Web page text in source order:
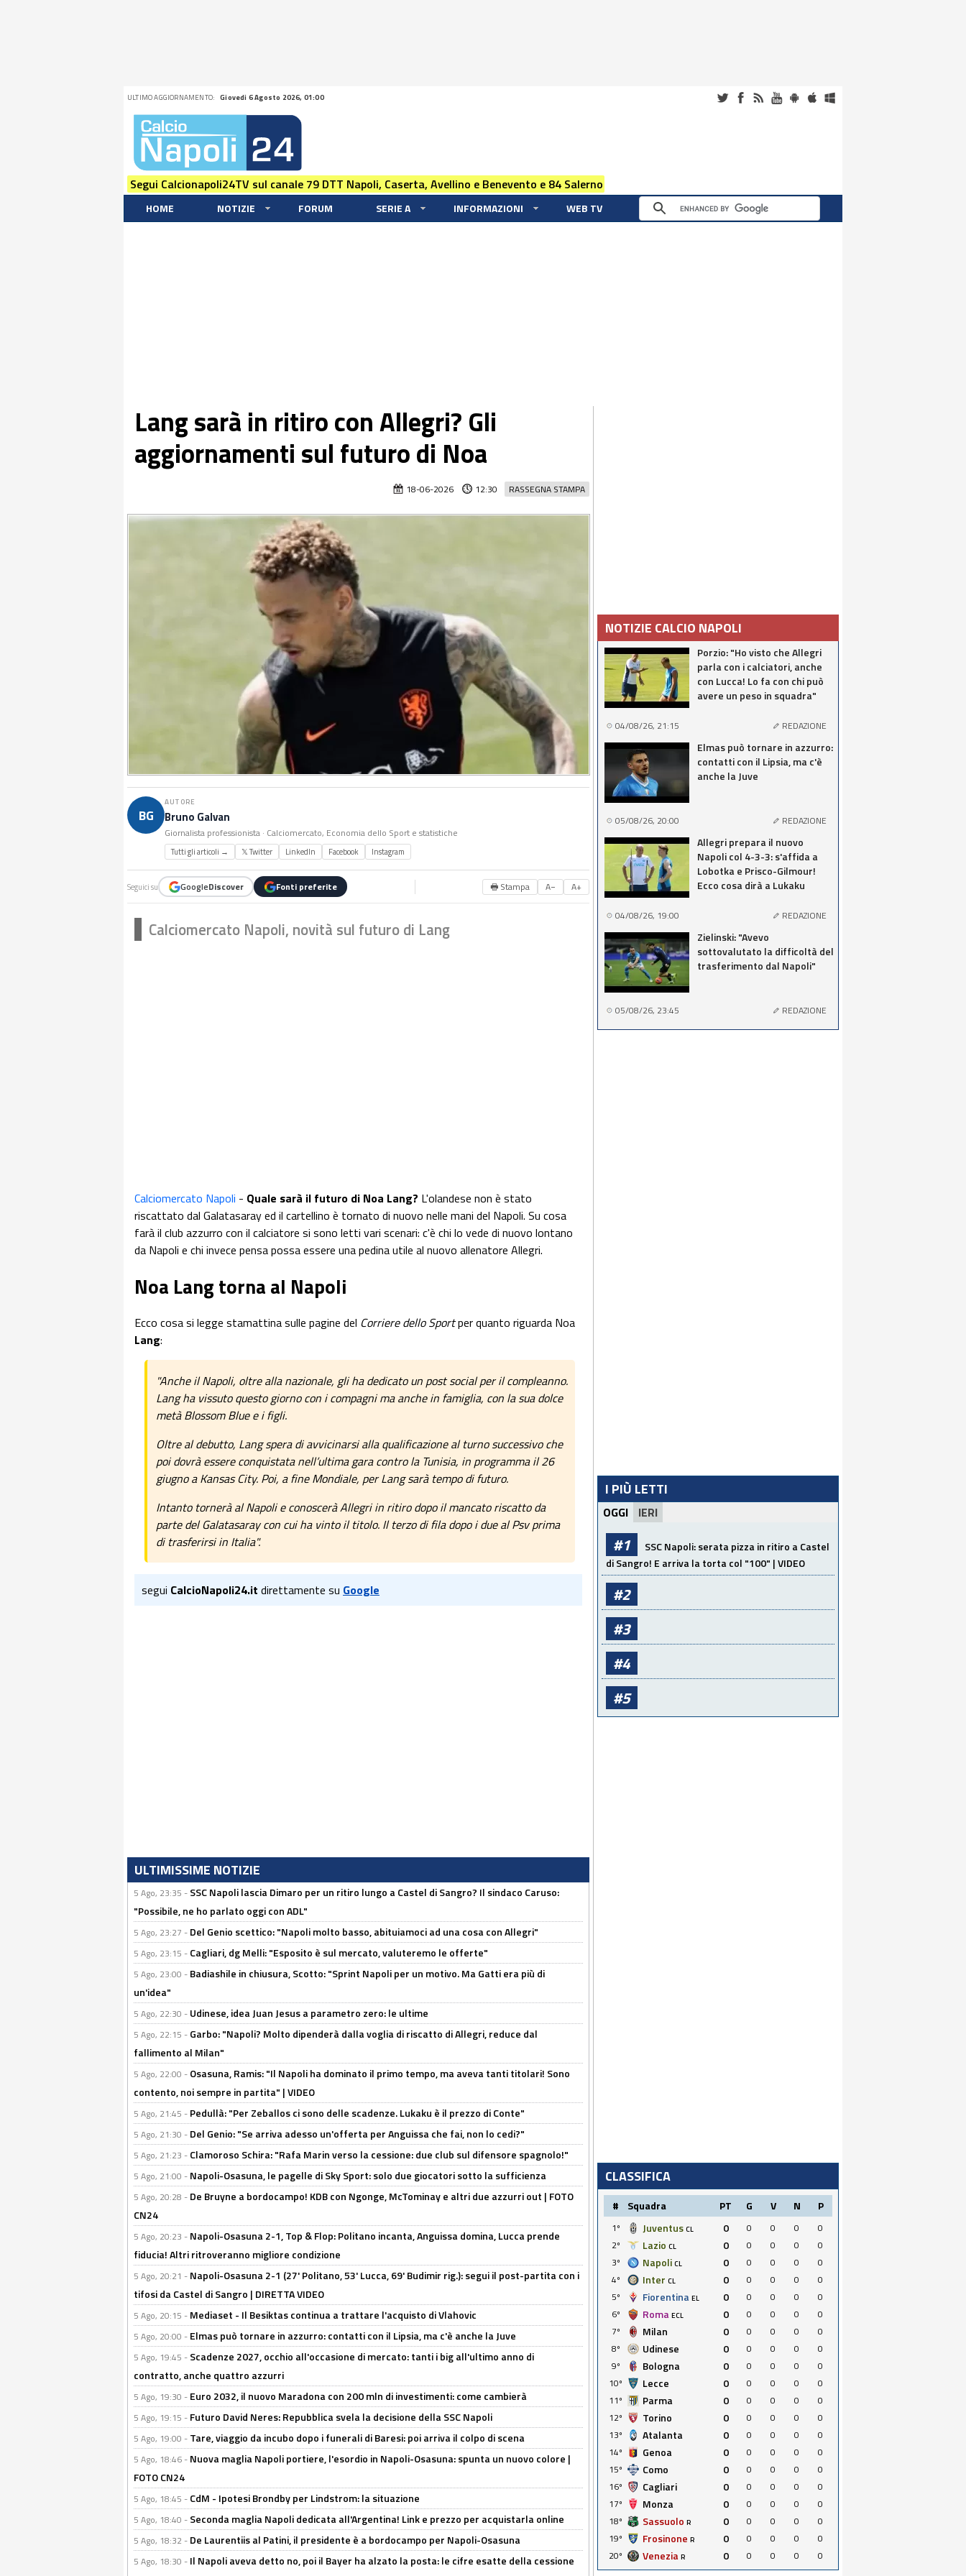
ULTIMO AGGIORNAMENTO: Giovedi 6 Agosto 2026, 01:00
Segui Calcionapoli24TV sul canale 79 DTT Napoli, Caserta, Avellino e Benevento e 84 Salerno
HOME NOTIZIE FORUM SERIE A INFORMAZIONI WEB TV
Lang sarà in ritiro con Allegri? Gli
aggiornamenti sul futuro di Noa
RASSEGNA STAMPA
18-06-2026 12:30
BG
AUTORE
Bruno Galvan
Giornalista professionista · Calciomercato, Economia dello Sport e statistiche
Tutti gli articoli → 𝕏 Twitter LinkedIn Facebook Instagram
Seguici su GoogleDiscover Fonti preferite 🖶 Stampa A− A+
Calciomercato Napoli, novità sul futuro di Lang
Calciomercato Napoli - Quale sarà il futuro di Noa Lang? L'olandese non è stato
riscattato dal Galatasaray ed il cartellino è tornato di nuovo nelle mani del Napoli. Su cosa
farà il club azzurro con il calciatore si sono letti vari scenari: c'è chi lo vede di nuovo lontano
da Napoli e chi invece pensa possa essere una pedina utile al nuovo allenatore Allegri.
Noa Lang torna al Napoli
Ecco cosa si legge stamattina sulle pagine del Corriere dello Sportper quanto riguarda Noa
Lang:
"Anche il Napoli, oltre alla nazionale, gli ha dedicato un post social per il compleanno.
Lang ha vissuto questo giorno con i compagni ma anche in famiglia, con la sua dolce
metà Blossom Blue e i figli.
Oltre al debutto, Lang spera di avvicinarsi alla qualificazione al turno successivo che
poi dovrà essere conquistata nell’ultima gara contro la Tunisia, in programma il 26
giugno a Kansas City. Poi, a fine Mondiale, per Lang sarà tempo di futuro.
Intanto tornerà al Napoli e conoscerà Allegri in ritiro dopo il mancato riscatto da
parte del Galatasaray con cui ha vinto il titolo. Il terzo di fila dopo i due al Psv prima
di trasferirsi in Italia".
segui CalcioNapoli24.it direttamente su Google
ULTIMISSIME NOTIZIE
5 Ago, 23:35 - SSC Napoli lascia Dimaro per un ritiro lungo a Castel di Sangro? Il sindaco Caruso:
"Possibile, ne ho parlato oggi con ADL"
5 Ago, 23:27 - Del Genio scettico: "Napoli molto basso, abituiamoci ad una cosa con Allegri"
5 Ago, 23:15 - Cagliari, dg Melli: "Esposito è sul mercato, valuteremo le offerte"
5 Ago, 23:00 - Badiashile in chiusura, Scotto: "Sprint Napoli per un motivo. Ma Gatti era più di
un'idea"
5 Ago, 22:30 - Udinese, idea Juan Jesus a parametro zero: le ultime
5 Ago, 22:15 - Garbo: "Napoli? Molto dipenderà dalla voglia di riscatto di Allegri, reduce dal
fallimento al Milan"
5 Ago, 22:00 - Osasuna, Ramis: "Il Napoli ha dominato il primo tempo, ma aveva tanti titolari! Sono
contento, noi sempre in partita" | VIDEO
5 Ago, 21:45 - Pedullà: "Per Zeballos ci sono delle scadenze. Lukaku è il prezzo di Conte"
5 Ago, 21:30 - Del Genio: "Se arriva adesso un'offerta per Anguissa che fai, non lo cedi?"
5 Ago, 21:23 - Clamoroso Schira: "Rafa Marin verso la cessione: due club sul difensore spagnolo!"
5 Ago, 21:00 - Napoli-Osasuna, le pagelle di Sky Sport: solo due giocatori sotto la sufficienza
5 Ago, 20:28 - De Bruyne a bordocampo! KDB con Ngonge, McTominay e altri due azzurri out | FOTO
CN24
5 Ago, 20:23 - Napoli-Osasuna 2-1, Top & Flop: Politano incanta, Anguissa domina, Lucca prende
fiducia! Altri ritroveranno migliore condizione
5 Ago, 20:21 - Napoli-Osasuna 2-1 (27' Politano, 53' Lucca, 69' Budimir rig.): segui il post-partita con i
tifosi da Castel di Sangro | DIRETTA VIDEO
5 Ago, 20:15 - Mediaset - Il Besiktas continua a trattare l'acquisto di Vlahovic
5 Ago, 20:00 - Elmas può tornare in azzurro: contatti con il Lipsia, ma c'è anche la Juve
5 Ago, 19:45 - Scadenze 2027, occhio all'occasione di mercato: tanti i big all'ultimo anno di
contratto, anche quattro azzurri
5 Ago, 19:30 - Euro 2032, il nuovo Maradona con 200 mln di investimenti: come cambierà
5 Ago, 19:15 - Futuro David Neres: Repubblica svela la decisione della SSC Napoli
5 Ago, 19:00 - Tare, viaggio da incubo dopo i funerali di Baresi: poi arriva il colpo di scena
5 Ago, 18:46 - Nuova maglia Napoli portiere, l'esordio in Napoli-Osasuna: spunta un nuovo colore |
FOTO CN24
5 Ago, 18:45 - CdM - Ipotesi Brondby per Lindstrom: la situazione
5 Ago, 18:40 - Seconda maglia Napoli dedicata all'Argentina! Link e prezzo per acquistarla online
5 Ago, 18:32 - De Laurentiis al Patini, il presidente è a bordocampo per Napoli-Osasuna
5 Ago, 18:30 - Il Napoli aveva detto no, poi il Bayer ha alzato la posta: le cifre esatte della cessione
NOTIZIE CALCIO NAPOLI
Porzio: "Ho visto che Allegri
parla con i calciatori, anche
con Lucca! Lo fa con chi può
avere un peso in squadra"
04/08/26, 21:15 REDAZIONE
Elmas può tornare in azzurro:
contatti con il Lipsia, ma c'è
anche la Juve
05/08/26, 20:00 REDAZIONE
Allegri prepara il nuovo
Napoli col 4-3-3: s'affida a
Lobotka e Prisco-Gilmour!
Ecco cosa dirà a Lukaku
04/08/26, 19:00 REDAZIONE
Zielinski: "Avevo
sottovalutato la difficoltà del
trasferimento dal Napoli"
05/08/26, 23:45 REDAZIONE
I PIÙ LETTI
OGGI IERI
#1
SSC Napoli: serata pizza in ritiro a Castel
di Sangro! E arriva la torta col "100" | VIDEO
#2
#3
#4
#5
CLASSIFICA
# Squadra PT G V N P
1º Juventus CL 0 0 0 0
0
2º
Lazio CL 0 0 0 0
0
3º
Napoli CL 0 0 0 0
0
4º
Inter CL 0 0 0 0
0
5º
Fiorentina EL 0 0 0 0
0
6º
Roma ECL 0 0 0 0
0
7º
Milan 0 0 0 0
0
8º
Udinese 0 0 0 0
0
9º
Bologna 0 0 0 0
0
10º
Lecce 0 0 0 0
0
11º
Parma 0 0 0 0
0
12º
Torino 0 0 0 0
0
13º
Atalanta 0 0 0 0
0
14º
Genoa 0 0 0 0
0
15º
Como 0 0 0 0
0
16º
Cagliari 0 0 0 0
0
17º
Monza 0 0 0 0
0
18º
Sassuolo R 0 0 0 0
0
19º
Frosinone R 0 0 0 0
0
20º
Venezia R 0 0 0 0 0